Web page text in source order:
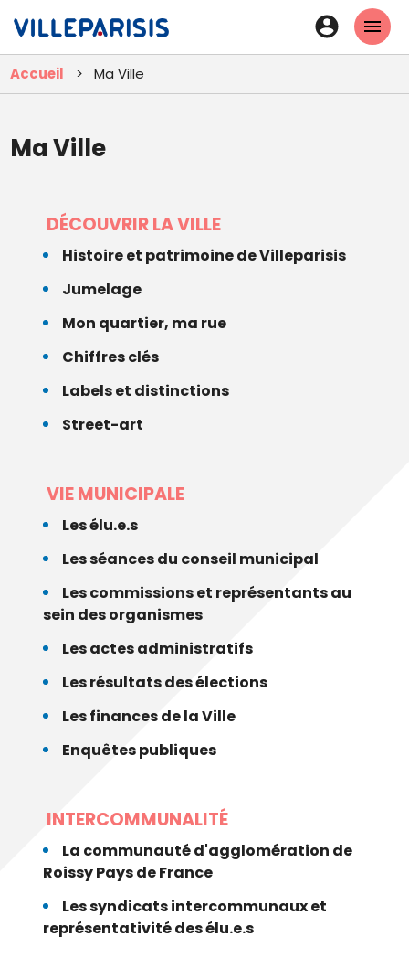
contenu
En-
tête
-
Accueil Ma Ville
Ma Ville
principal
DÉCOUVRIR LA VILLE
Histoire et patrimoine de Villeparisis
Jumelage
Mon quartier, ma rue
Chiffres clés
Labels et distinctions
Street-art
VIE MUNICIPALE
Les élu.e.s
Les séances du conseil municipal
Les commissions et représentants au
sein des organismes
Les actes administratifs
Les résultats des élections
Les finances de la Ville
Enquêtes publiques
INTERCOMMUNALITÉ
La communauté d'agglomération de
Roissy Pays de France
Les syndicats intercommunaux et
représentativité des élu.e.s